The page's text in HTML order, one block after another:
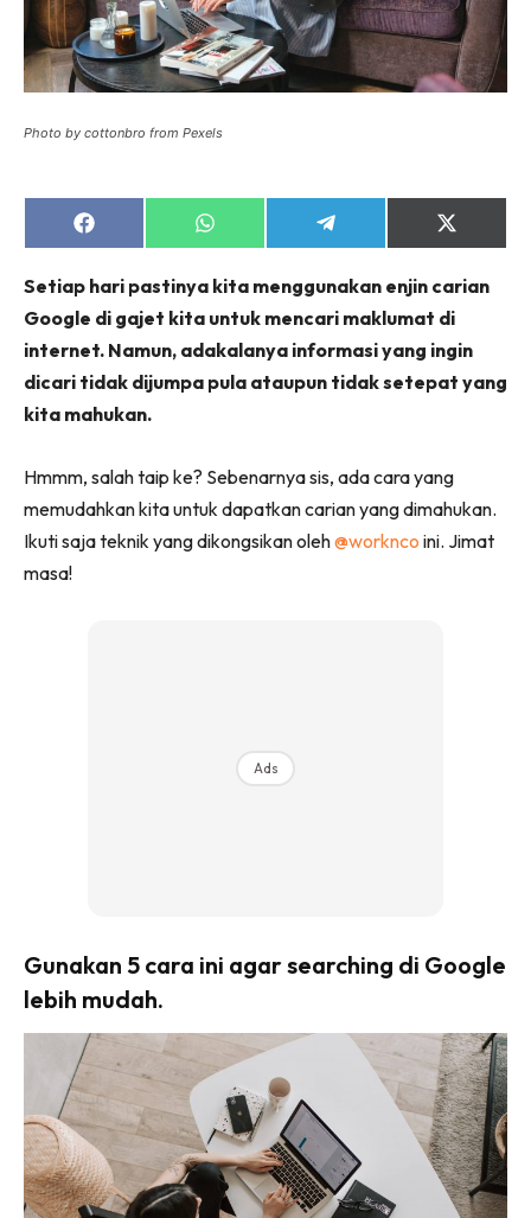
Photo by cottonbro from Pexels
Share
on
Share
on
Share
on
Share
on
(Twitter)
Setiap hari pastinya kita menggunakan enjin carian
Google di gajet kita untuk mencari maklumat di
internet. Namun, adakalanya informasi yang ingin
dicari tidak dijumpa pula ataupun tidak setepat yang
kita mahukan.
Hmmm, salah taip ke? Sebenarnya sis, ada cara yang
memudahkan kita untuk dapatkan carian yang dimahukan.
Ikuti saja teknik yang dikongsikan oleh@worknco ini. Jimat
masa!
Ads
Gunakan 5 cara ini agar searching di Google
lebih mudah.